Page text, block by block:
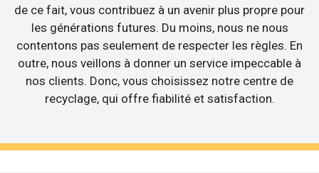
de ce fait, vous contribuez à un avenir plus propre pour
les générations futures. Du moins, nous ne nous
contentons pas seulement de respecter les règles. En
outre, nous veillons à donner un service impeccable à
nos clients. Donc, vous choisissez notre centre de
recyclage, qui offre fiabilité et satisfaction.